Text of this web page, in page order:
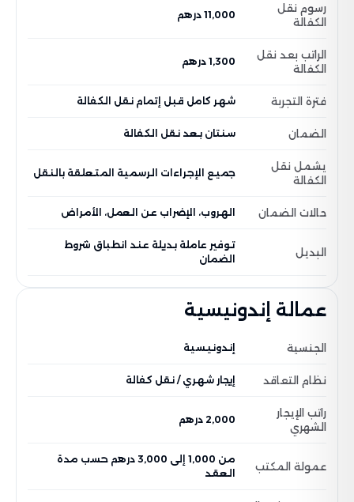
رسوم نقل
الكفالة
11,000 درهم
الراتب بعد نقل
الكفالة
1,300 درهم
فترة التجربة شهر كامل قبل إتمام نقل الكفالة
الضمان سنتان بعد نقل الكفالة
يشمل نقل
الكفالة
جميع الإجراءات الرسمية المتعلقة بالنقل
حالات الضمان الهروب، الإضراب عن العمل، الأمراض
البديل
توفير عاملة بديلة عند انطباق شروط
الضمان
عمالة إندونيسية
الجنسية إندونيسية
نظام التعاقد إيجار شهري / نقل كفالة
راتب الإيجار
الشهري
2,000 درهم
عمولة المكتب
من 1,000 إلى 3,000 درهم حسب مدة
العقد